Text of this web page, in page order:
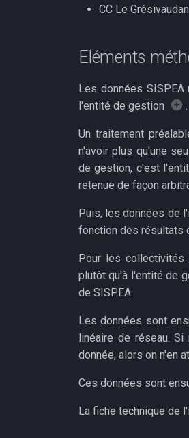
CC Le
Eléments
Les données
l'entité de gestion
.
Un traitement
n'avoir plus qu'une
de gestion, c'est
retenue de façon
Puis, les données de
fonction des résultats
Pour les collectivités
plutôt qu'à l'entité de
de SISPEA.
Les données sont
linéaire de réseau.
donnée, alors on n'en
Ces données sont
La fiche technique de